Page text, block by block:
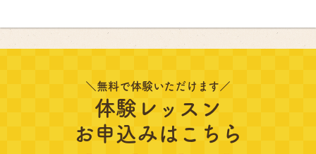
＼無料で体験いただけます／
体験レッスン
お申込みはこちら